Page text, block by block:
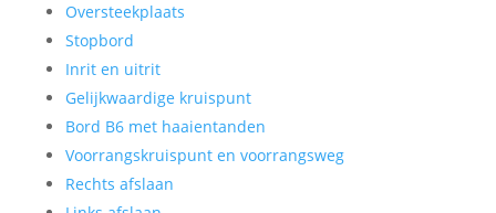
Oversteekplaats
Stopbord
Inrit en uitrit
Gelijkwaardige kruispunt
Bord B6 met haaientanden
Voorrangskruispunt en voorrangsweg
Rechts afslaan